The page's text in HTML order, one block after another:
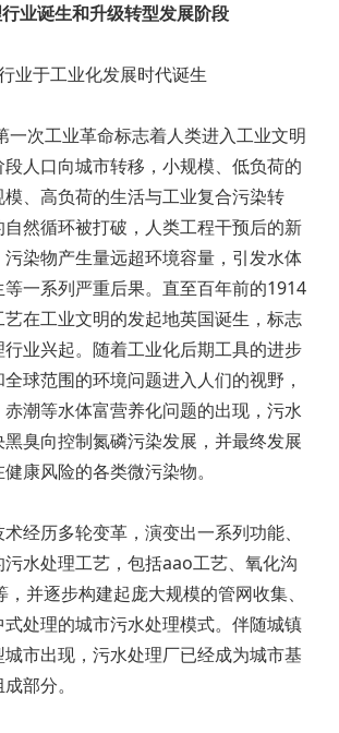
业诞生和升级转型发展阶段
业于工业化发展时代诞生
一次工业革命标志着人类进入工业文明
人口向城市转移，小规模、低负荷的
、高负荷的生活与工业复合污染转
然循环被打破，人类工程干预后的新
染物产生量远超环境容量，引发水体
一系列严重后果。直至百年前的1914
在工业文明的发起地英国诞生，标志
业兴起。随着工业化后期工具的进步
球范围的环境问题进入人们的视野，
潮等水体富营养化问题的出现，污水
臭向控制氮磷污染发展，并最终发展
康风险的各类微污染物。
经历多轮变革，演变出一系列功能、
水处理工艺，包括aao工艺、氧化沟
并逐步构建起庞大规模的管网收集、
处理的城市污水处理模式。伴随城镇
市出现，污水处理厂已经成为城市基
部分。